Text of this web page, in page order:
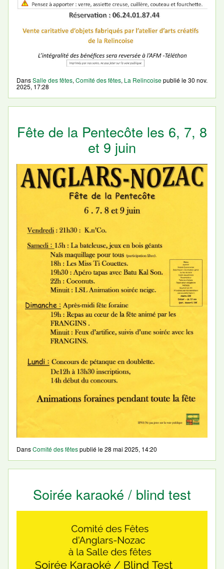
DansSalle des fêtes, Comité des fêtes, La Relincoisepublié le30 nov.
2025, 17:28
Fête de la Pentecôte les 6, 7, 8
et 9 juin
DansComité des fêtespublié le28 mai 2025, 14:20
Soirée karaoké / blind test